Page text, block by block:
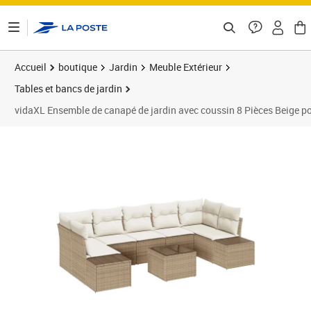
Accueil boutique Jardin
Meuble Extérieur
Tables et bancs de jardin
vidaXL Ensemble de canapé de jardin avec coussin 8 Pièces Beige